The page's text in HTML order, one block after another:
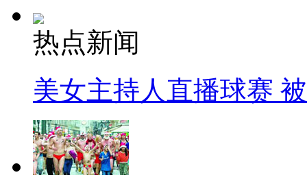
热点新闻
美女主持人直播球赛